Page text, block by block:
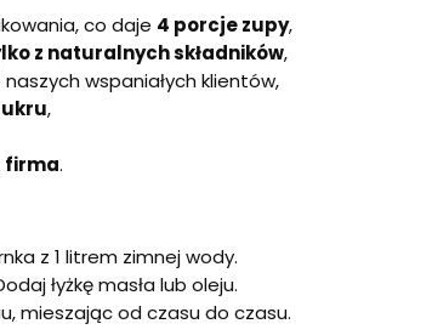
co daje 4 porcje zupy,
z naturalnych składników,
wspaniałych klientów,
,
firma.
z 1 litrem zimnej wody.
łyżkę masła lub oleju.
mieszając od czasu do czasu.